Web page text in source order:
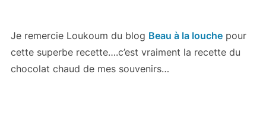
Je remercie Loukoum du blog Beau à la louchepour
cette superbe recette….c’est vraiment la recette du
chocolat chaud de mes souvenirs…